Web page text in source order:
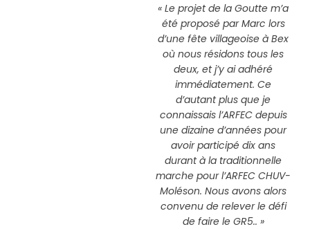
« Le projet de la Goutte m’a
été proposé par Marc lors
d’une fête villageoise à Bex
où nous résidons tous les
deux, et j’y ai adhéré
immédiatement. Ce
d’autant plus que je
connaissais l’ARFEC depuis
une dizaine d’années pour
avoir participé dix ans
durant à la traditionnelle
marche pour l’ARFEC CHUV-
Moléson. Nous avons alors
convenu de relever le défi
de faire le GR5.. »